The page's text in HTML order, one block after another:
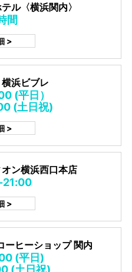
ル〈横浜関内〉
間
>
浜ビブレ
(平日）
(土日祝)
>
ン横浜西口本店
>
ーヒーショップ 関内
(平日)
(土日祝)